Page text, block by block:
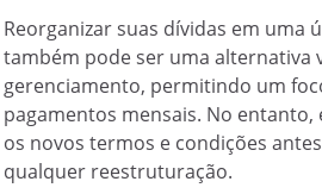
Reorganizar suas dívidas em uma
também pode ser uma alternativa
gerenciamento, permitindo um
pagamentos mensais. No entanto,
os novos termos e condições
qualquer reestruturação.